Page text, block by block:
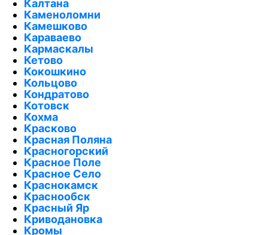
Калтана
Каменоломни
Камешково
Караваево
Кармаскалы
Кетово
Кокошкино
Кольцово
Кондратово
Котовск
Кохма
Красково
Красная Поляна
Красногорский
Красное Поле
Красное Село
Краснокамск
Краснообск
Красный Яр
Криводановка
Кромы